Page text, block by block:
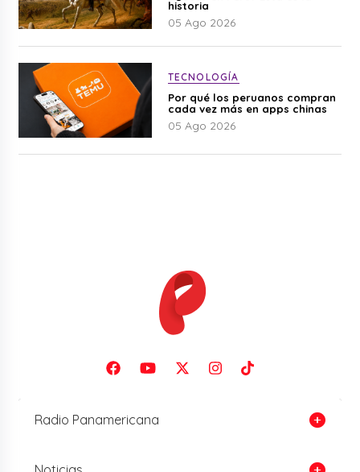
historia
05 Ago 2026
TECNOLOGÍA
Por qué los peruanos compran
cada vez más en apps chinas
05 Ago 2026
Radio Panamericana